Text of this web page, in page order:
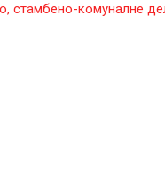
стамбено-комуналне